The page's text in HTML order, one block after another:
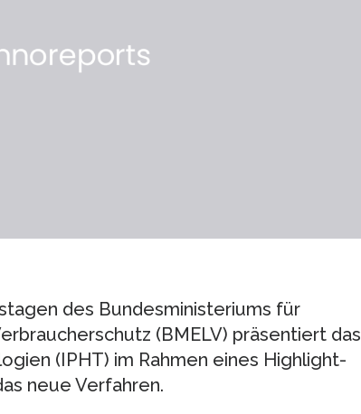
des Bundesministeriums für
(BMELV) präsentiert das
(IPHT) im Rahmen eines Highlight-
neue Verfahren.